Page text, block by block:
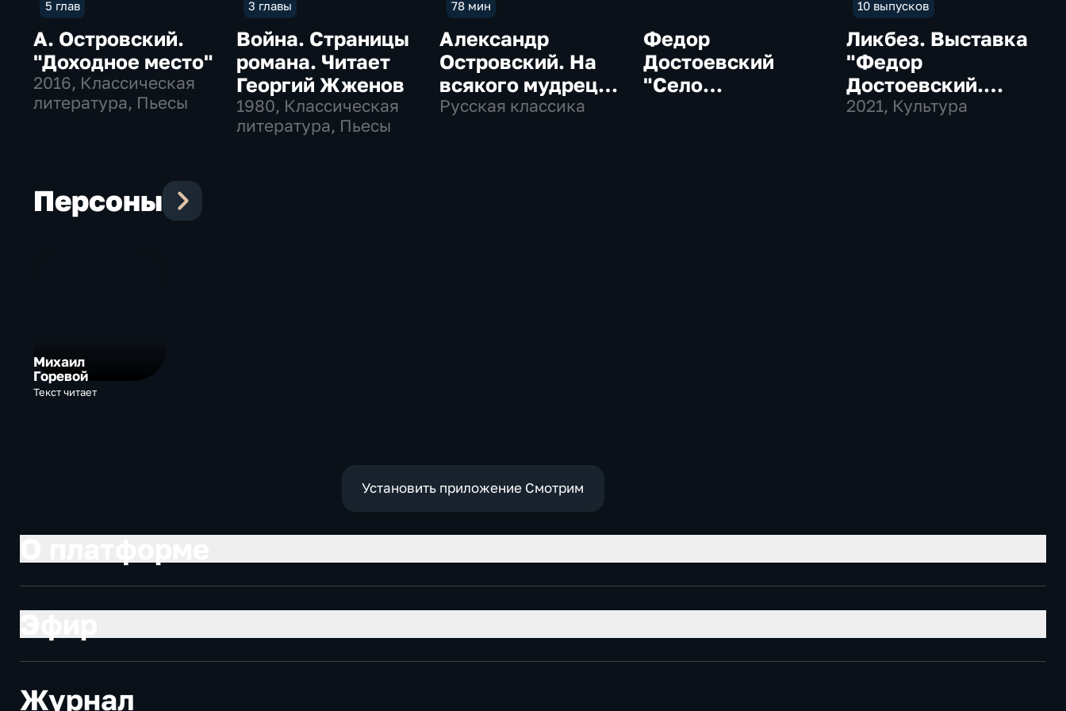
5 глав
А. Островский.
"Доходное место"
2016, Классическая
литература, Пьесы
3 главы
Война. Страницы
романа. Читает
Георгий Жженов
1980, Классическая
литература, Пьесы
78 мин
Александр
Островский. На
всякого мудреца
довольно
Русская классика
Федор
Достоевский
"Село
10 выпусков
Ликбез. Выставка
"Федор
Достоевский.
Сильные
2021, Культура
Персоны
Михаил
Горевой
Текст читает
Установить приложение Смотрим
Журнал